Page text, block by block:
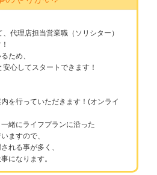
代理店担当営業職（ソリシター）
ため、
心してスタートできます！
を行っていただきます！(オンライ
緒にライフプランに沿った
ますので、
れる事が多く、
になります。